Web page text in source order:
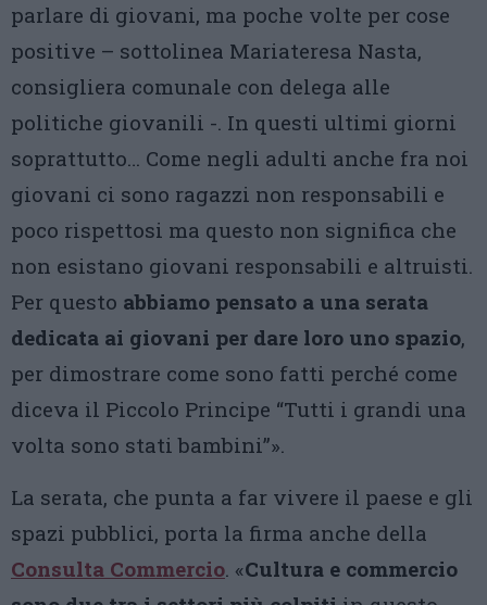
parlare di giovani, ma poche volte per cose
positive – sottolinea Mariateresa Nasta,
consigliera comunale con delega alle
politiche giovanili -. In questi ultimi giorni
soprattutto… Come negli adulti anche fra noi
giovani ci sono ragazzi non responsabili e
poco rispettosi ma questo non significa che
non esistano giovani responsabili e altruisti.
Per questo abbiamo pensato a una serata
dedicata ai giovani per dare loro uno spazio,
per dimostrare come sono fatti perché come
diceva il Piccolo Principe “Tutti i grandi una
volta sono stati bambini”».
La serata, che punta a far vivere il paese e gli
spazi pubblici, porta la firma anche della
Consulta Commercio. «Cultura e commercio